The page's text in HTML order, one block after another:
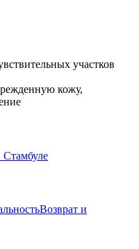
участков
кожу,
Возврат и